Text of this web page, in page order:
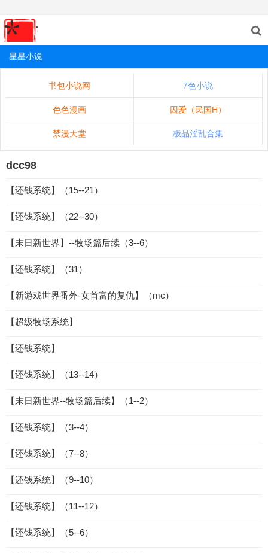
星星小说
书包小说网 7色小说
色色漫画 囚爱（民国H）
禁漫天堂 极品淫乱合集
dcc98
【还钱系统】（15--21）
【还钱系统】（22--30）
【末日新世界】--牧场篇后续（3--6）
【还钱系统】（31）
【新游戏世界番外-女首富的复仇】（mc）
【超级牧场系统】
【还钱系统】
【还钱系统】（13--14）
【末日新世界--牧场篇后续】（1--2）
【还钱系统】（3--4）
【还钱系统】（7--8）
【还钱系统】（9--10）
【还钱系统】（11--12）
【还钱系统】（5--6）